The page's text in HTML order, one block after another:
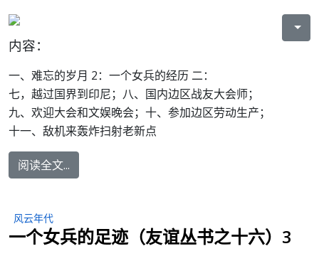
内容：
一、难忘的岁月 2：一个女兵的经历 二：
七，越过国界到印尼；八、国内边区战友大会师；
九、欢迎大会和文娱晚会；十、参加边区劳动生产；
十一、敌机来轰炸扫射老新点
阅读全文...
风云年代
一个女兵的足迹（友谊丛书之十六）3